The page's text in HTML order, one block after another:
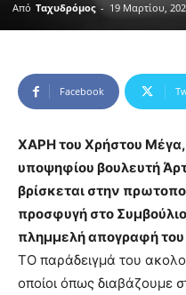
Από Ταχυδρόμος - 19 Μαρτίου,
Facebook
ΧΑΡΗ του Χρήστου
υποψηφίου βουλευτή
βρίσκεται στην
προσφυγή στο
πλημμελή απογραφή
ΤΟ παράδειγμά του
οποίοι όπως διαβάζουμε